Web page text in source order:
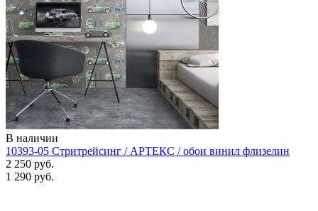
В наличии
10393-05 Стритрейсинг / АРТЕКС / обои винил флизелин
2 250 руб.
1 290 руб.